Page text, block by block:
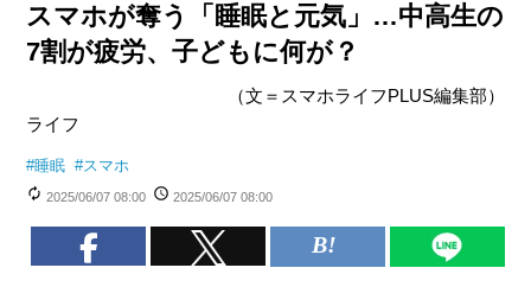
スマホが奪う「睡眠と元気」…中高生の
7割が疲労、子どもに何が？
（文＝スマホライフPLUS編集部）
ライフ
#睡眠 #スマホ
2025/06/07 08:00 2025/06/07 08:00